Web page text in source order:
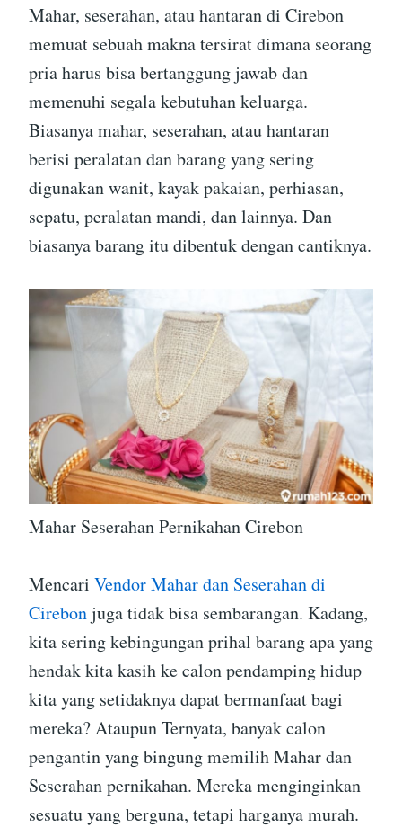
Mahar, seserahan, atau hantaran di Cirebon
memuat sebuah makna tersirat dimana seorang
pria harus bisa bertanggung jawab dan
memenuhi segala kebutuhan keluarga.
Biasanya mahar, seserahan, atau hantaran
berisi peralatan dan barang yang sering
digunakan wanit, kayak pakaian, perhiasan,
sepatu, peralatan mandi, dan lainnya. Dan
biasanya barang itu dibentuk dengan cantiknya.
Mahar Seserahan Pernikahan Cirebon
Mencari Vendor Mahar dan Seserahan di
Cirebonjuga tidak bisa sembarangan. Kadang,
kita sering kebingungan prihal barang apa yang
hendak kita kasih ke calon pendamping hidup
kita yang setidaknya dapat bermanfaat bagi
mereka? Ataupun Ternyata, banyak calon
pengantin yang bingung memilih Mahar dan
Seserahan pernikahan. Mereka menginginkan
sesuatu yang berguna, tetapi harganya murah.